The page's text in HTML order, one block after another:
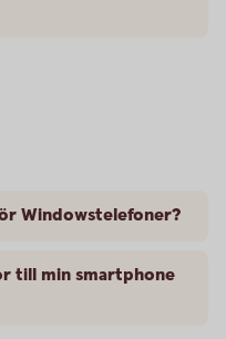
Windowstelefoner?
till min smartphone